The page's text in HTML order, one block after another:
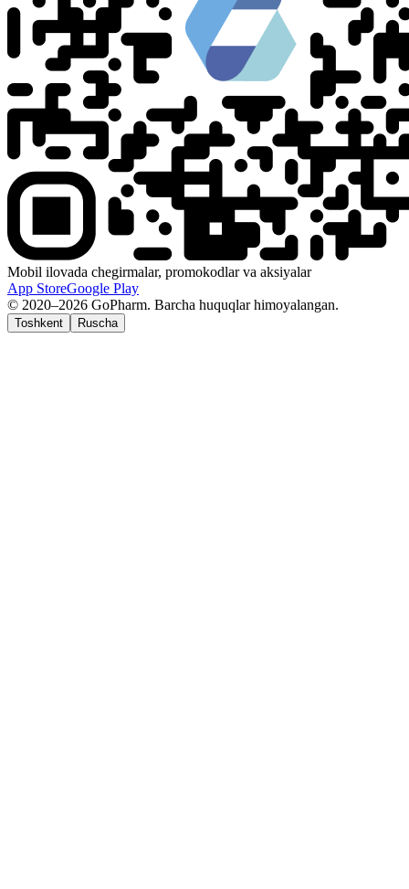
Mobil ilovada chegirmalar, promokodlar va aksiyalar
App StoreGoogle Play
© 2020–2026 GoPharm. Barcha huquqlar himoyalangan.
Toshkent Ruscha